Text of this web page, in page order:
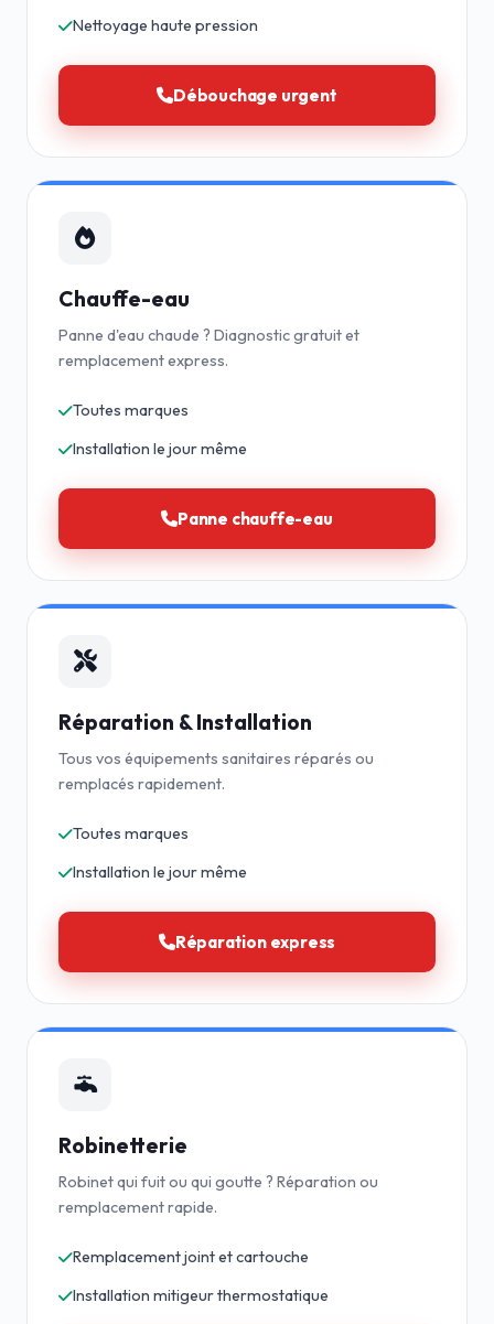
Nettoyage haute pression
Débouchage urgent
Chauffe-eau
Panne d'eau chaude ? Diagnostic gratuit et
remplacement express.
Toutes marques
Installation le jour même
Panne chauffe-eau
Réparation & Installation
Tous vos équipements sanitaires réparés ou
remplacés rapidement.
Toutes marques
Installation le jour même
Réparation express
Robinetterie
Robinet qui fuit ou qui goutte ? Réparation ou
remplacement rapide.
Remplacement joint et cartouche
Installation mitigeur thermostatique